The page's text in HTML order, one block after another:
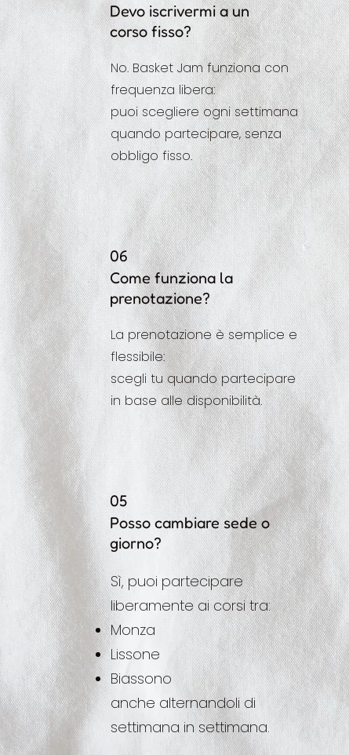
Devo iscrivermi a un
corso fisso?
No. Basket Jam funziona con
frequenza libera:
puoi scegliere ogni settimana
quando partecipare, senza
obbligo fisso.
06
Come funziona la
prenotazione?
La prenotazione è semplice e
flessibile:
scegli tu quando partecipare
in base alle disponibilità.
05
Posso cambiare sede o
giorno?
Sì, puoi partecipare
liberamente ai corsi tra:
Monza
Lissone
Biassono
anche alternandoli di
settimana in settimana.